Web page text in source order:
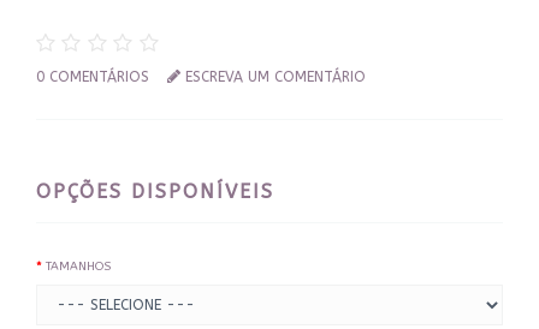
0 COMENTÁRIOS ESCREVA UM COMENTÁRIO
OPÇÕES DISPONÍVEIS
TAMANHOS